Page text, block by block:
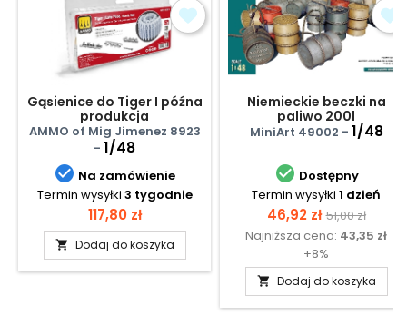
Gąsienice do Tiger I późna
produkcja
AMMO of Mig Jimenez 8923
- 1/48
 Na zamówienie
Termin wysyłki 3 tygodnie
Cena
117,80 zł
 Dodaj do koszyka
Niemieckie beczki na
paliwo 200l
MiniArt 49002 - 1/48
 Dostępny
Termin wysyłki 1 dzień
Cena
46,92 zł Cena
51,00 zł
Najniższa cena: 43,35 zł
+8%
 Dodaj do koszyka